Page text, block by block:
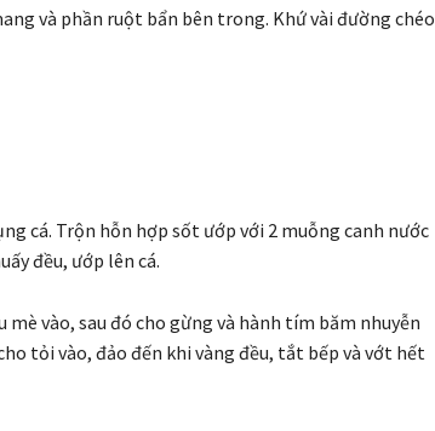
và phần ruột bẩn bên trong. Khứ vài đường chéo
cá. Trộn hỗn hợp sốt ướp với 2 muỗng canh nước
đều, ướp lên cá.
mè vào, sau đó cho gừng và hành tím băm nhuyễn
tỏi vào, đảo đến khi vàng đều, tắt bếp và vớt hết